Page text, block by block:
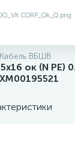
Кабель ВБШВ
ок (N PE)